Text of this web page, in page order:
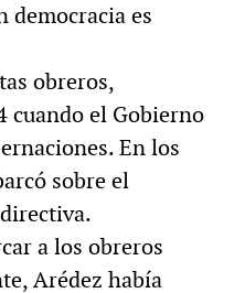
democracia es
obreros,
cuando el Gobierno
En los
sobre el
a los obreros
Arédez había